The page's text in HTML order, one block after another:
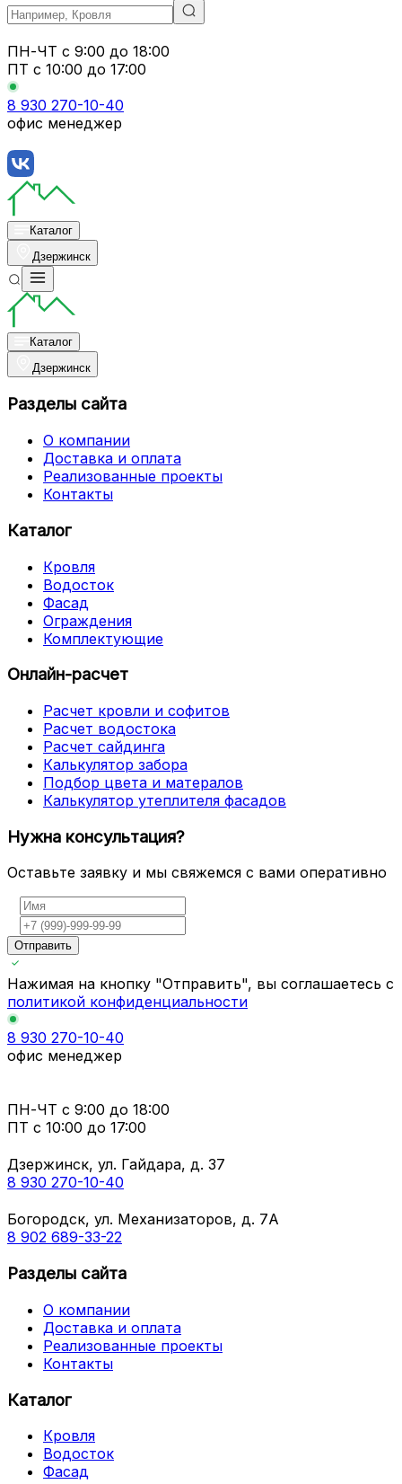
ПН-ЧТ с 9:00 до 18:00
ПТ с 10:00 до 17:00
8 930 270-10-40
офис менеджер
Каталог
Дзержинск
Каталог
Дзержинск
Разделы сайта
О компании
Доставка и оплата
Реализованные проекты
Контакты
Каталог
Кровля
Водосток
Фасад
Ограждения
Комплектующие
Онлайн-расчет
Расчет кровли и софитов
Расчет водостока
Расчет сайдинга
Калькулятор забора
Подбор цвета и матералов
Калькулятор утеплителя фасадов
Нужна консультация?
Оставьте заявку и мы свяжемся с вами оперативно
Отправить
Нажимая на кнопку "Отправить", вы соглашаетесь с
политикой конфиденциальности
8 930 270-10-40
офис менеджер
ПН-ЧТ с 9:00 до 18:00
ПТ с 10:00 до 17:00
Дзержинск, ул. Гайдара, д. 37
8 930 270-10-40
Богородск, ул. Механизаторов, д. 7А
8 902 689-33-22
Разделы сайта
О компании
Доставка и оплата
Реализованные проекты
Контакты
Каталог
Кровля
Водосток
Фасад